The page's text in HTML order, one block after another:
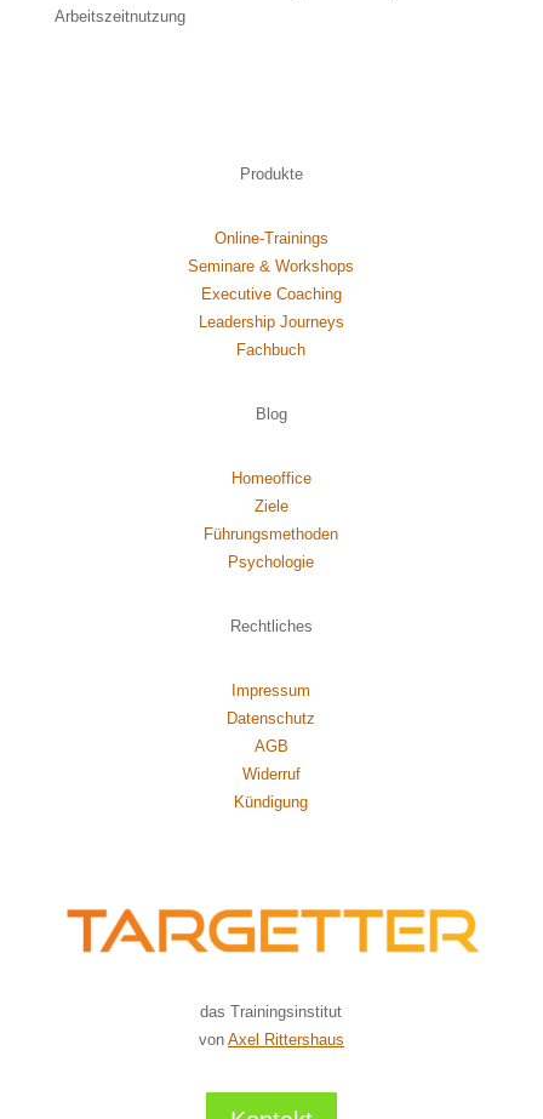
Arbeitszeitnutzung
Produkte
Online-Trainings
Seminare & Workshops
Executive Coaching
Leadership Journeys
Fachbuch
Blog
Homeoffice
Ziele
Führungsmethoden
Psychologie
Rechtliches
Impressum
Datenschutz
AGB
Widerruf
Kündigung
das Trainingsinstitut
von Axel Rittershaus